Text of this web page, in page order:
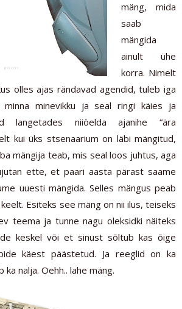
mäng, mida
saab
mängida
ainult ühe
korra. Nimelt
olles ajas rändavad agendid, tuleb iga
minna minevikku ja seal ringi käies ja
langetades niiöelda ajanihe “ära
kui üks stsenaarium on läbi mängitud,
mängija teab, mis seal loos juhtus, aga
ette, et paari aasta pärast saame
uuesti mängida. Selles mängus peab
Esiteks see mäng on nii ilus, teiseks
teema ja tunne nagu oleksidki näiteks
keskel või et sinust sõltub kas õige
käest päästetud. Ja reeglid on ka
ka nalja. Oehh.. lahe mäng.